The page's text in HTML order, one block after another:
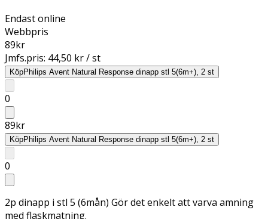
Endast online
Webbpris
89kr
Jmfs.pris: 44,50 kr / st
KöpPhilips Avent Natural Response dinapp stl 5(6m+), 2 st
0
89kr
KöpPhilips Avent Natural Response dinapp stl 5(6m+), 2 st
0
2p dinapp i stl 5 (6mån) Gör det enkelt att varva amning
med flaskmatning.